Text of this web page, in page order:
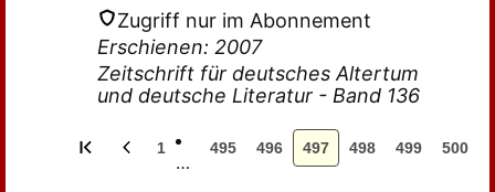
Zugriff nur im Abonnement
Erschienen: 2007
Zeitschrift für deutsches Altertum
und deutsche Literatur - Band 136
1
…
495 496 497 498 499 500